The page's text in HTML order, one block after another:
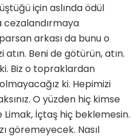
için aslında ödül
arkası da bunu o
Beni de götürün, atın.
Biz o topraklardan
ki. Hepimizi
O yüzden hiç kimse
İçtaş hiç beklemesin.
göremeyecek. Nasıl